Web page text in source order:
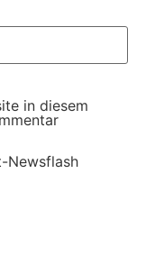
in diesem
Newsflash